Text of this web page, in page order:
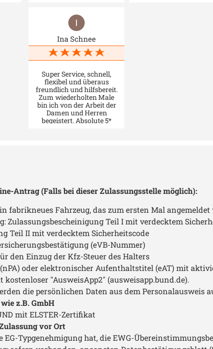
gemeldet) bis zur
Abholung sehr loben. Das
gesamte Team arbeitet
hier äußerst bürgernah,
serviceorientiert und war
jederzeit sehr freundlich.
Bürgerservice! Da nehme
ich die lange Anfahrt aus
Nürnberg gerne in Kauf,
auch bei zukünftigen
Verwaltungsthemen.
Ina Schnee
Super Service, schnell,
flexibel und überaus
freundlich und hilfsbereit.
Zum wiederholten Male
bin ich von der Arbeit der
Damen und Herren
begeistert. Absolute 5*
Antrag (Falls bei dieser Zulassungsstelle möglich):
fabrikneues Fahrzeug, das zum ersten Mal
Zulassungsbescheinigung Teil I mit verdecktem
Teil II mit verdecktem Sicherheitscode
(eVB-Nummer)
den Einzug der Kfz-Steuer des Halters
oder elektronischer Aufenthaltstitel (eAT) mit
kostenloser "AusweisApp2" (ausweisapp.bund.de).
die persönlichen Daten aus dem
z.B. GmbH
mit ELSTER-Zertifikat
vor Ort
EG-Typgenehmigung hat, die EWG-